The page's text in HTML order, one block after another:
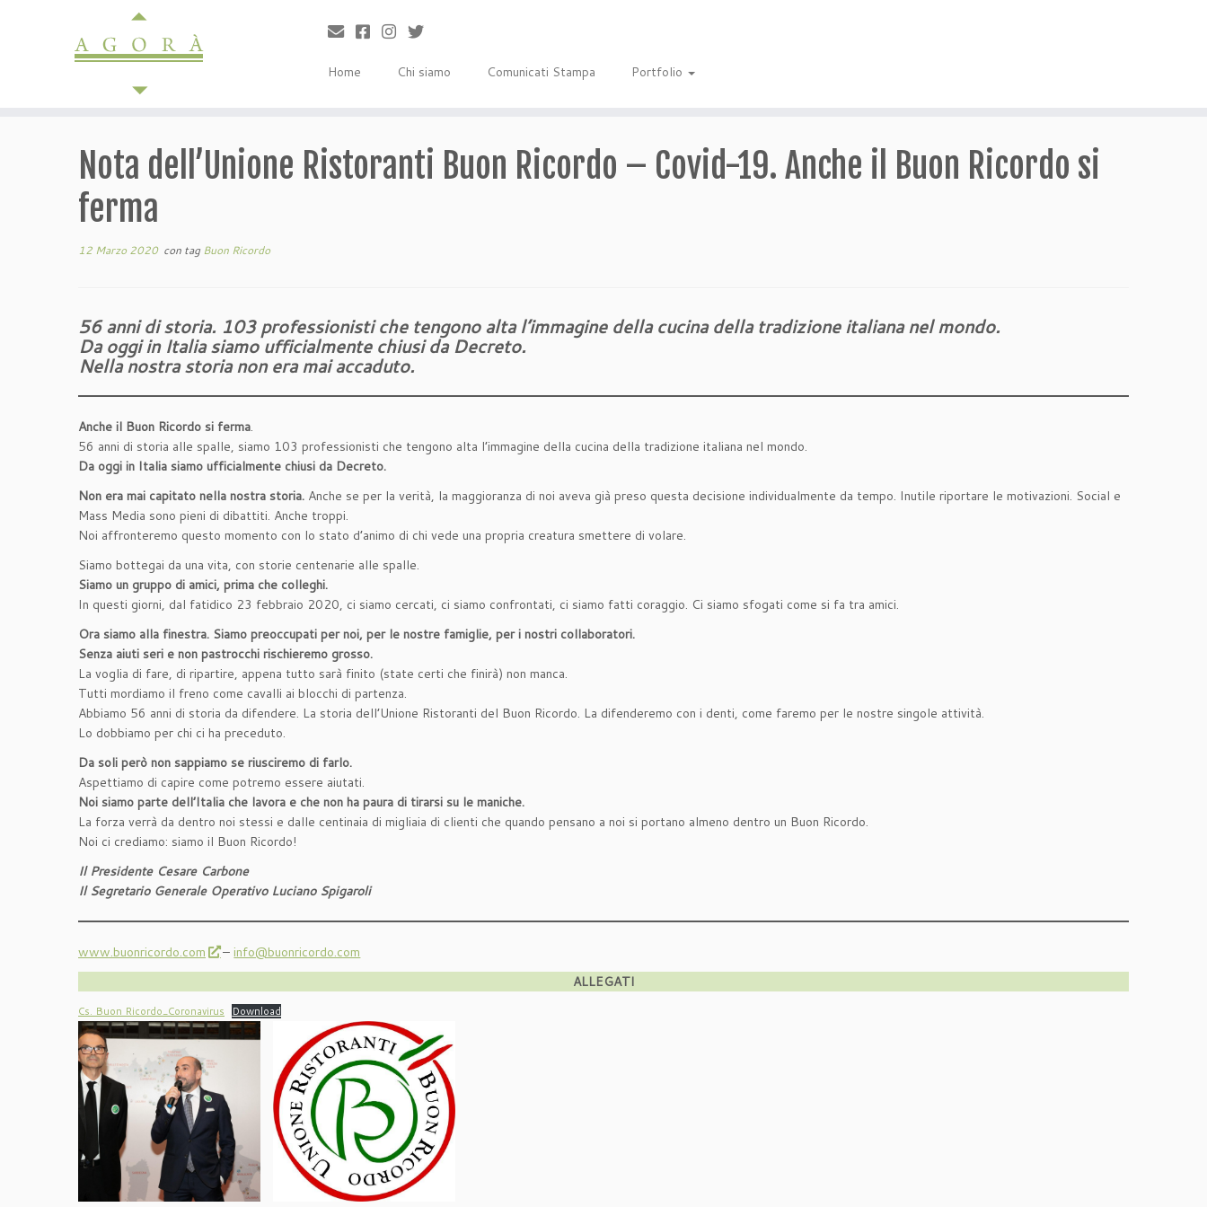
Home
Chi siamo Comunicati Stampa Portfolio
Nota dell’Unione Ristoranti Buon Ricordo – Covid-19. Anche il Buon Ricordo si
ferma
12 Marzo 2020con tagBuon Ricordo
56 anni di storia. 103 professionisti che tengono alta l’immagine della cucina della tradizione italiana nel mondo.
Da oggi in Italia siamo ufficialmente chiusi da Decreto.
Nella nostra storia non era mai accaduto.
Anche il Buon Ricordo si ferma.
56 anni di storia alle spalle, siamo 103 professionisti che tengono alta l’immagine della cucina della tradizione italiana nel mondo.
Da oggi in Italia siamo ufficialmente chiusi da Decreto.
Non era mai capitato nella nostra storia. Anche se per la verità, la maggioranza di noi aveva già preso questa decisione individualmente da tempo. Inutile riportare le motivazioni. Social e
Mass Media sono pieni di dibattiti. Anche troppi.
Noi affronteremo questo momento con lo stato d’animo di chi vede una propria creatura smettere di volare.
Siamo bottegai da una vita, con storie centenarie alle spalle.
Siamo un gruppo di amici, prima che colleghi.
In questi giorni, dal fatidico 23 febbraio 2020, ci siamo cercati, ci siamo confrontati, ci siamo fatti coraggio. Ci siamo sfogati come si fa tra amici.
Ora siamo alla finestra. Siamo preoccupati per noi, per le nostre famiglie, per i nostri collaboratori.
Senza aiuti seri e non pastrocchi rischieremo grosso.
La voglia di fare, di ripartire, appena tutto sarà finito (state certi che finirà) non manca.
Tutti mordiamo il freno come cavalli ai blocchi di partenza.
Abbiamo 56 anni di storia da difendere. La storia dell’Unione Ristoranti del Buon Ricordo. La difenderemo con i denti, come faremo per le nostre singole attività.
Lo dobbiamo per chi ci ha preceduto.
Da soli però non sappiamo se riusciremo di farlo.
Aspettiamo di capire come potremo essere aiutati.
Noi siamo parte dell’Italia che lavora e che non ha paura di tirarsi su le maniche.
La forza verrà da dentro noi stessi e dalle centinaia di migliaia di clienti che quando pensano a noi si portano almeno dentro un Buon Ricordo.
Noi ci crediamo: siamo il Buon Ricordo!
Il Presidente Cesare Carbone
Il Segretario Generale Operativo Luciano Spigaroli
www.buonricordo.com – info@buonricordo.com
ALLEGATI
Cs. Buon Ricordo_Coronavirus Download